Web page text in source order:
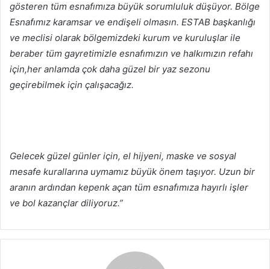
gösteren tüm esnafımıza büyük sorumluluk düşüyor. Bölge
Esnafımız karamsar ve endişeli olmasın. ESTAB başkanlığı
ve meclisi olarak bölgemizdeki kurum ve kuruluşlar ile
beraber tüm gayretimizle esnafımızın ve halkımızın refahı
için,her anlamda çok daha güzel bir yaz sezonu
geçirebilmek için çalışacağız.
Gelecek güzel günler için, el hijyeni, maske ve sosyal
mesafe kurallarına uymamız büyük önem taşıyor. Uzun bir
aranın ardından kepenk açan tüm esnafımıza hayırlı işler
ve bol kazançlar diliyoruz.”